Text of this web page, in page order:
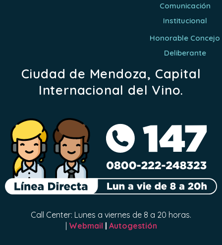
Comunicación
Institucional
Honorable Concejo
Deliberante
Ciudad de Mendoza, Capital
Internacional del Vino.
Call Center: Lunes a viernes de 8 a 20 horas.
| Webmail | Autogestión